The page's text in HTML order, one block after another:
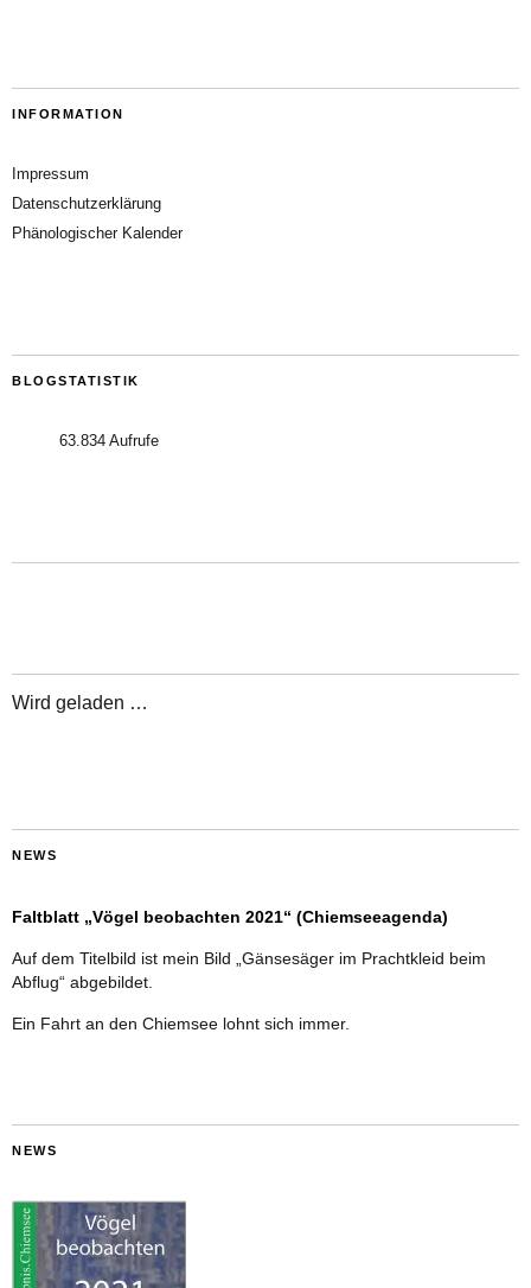
INFORMATION
Impressum
Datenschutzerklärung
Phänologischer Kalender
BLOGSTATISTIK
63.834 Aufrufe
Wird geladen …
NEWS
Faltblatt „Vögel beobachten 2021“ (Chiemseeagenda)
Auf dem Titelbild ist mein Bild „Gänsesäger im Prachtkleid beim
Abflug“ abgebildet.
Ein Fahrt an den Chiemsee lohnt sich immer.
NEWS